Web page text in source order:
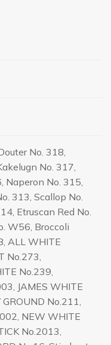
No. 318,
No. 317,
Naperon No. 315,
313, Scallop No.
Etruscan Red No.
W56, Broccoli
ALL WHITE
No.273,
No.239,
JAMES WHITE
No.211,
NEW WHITE
No.2013,